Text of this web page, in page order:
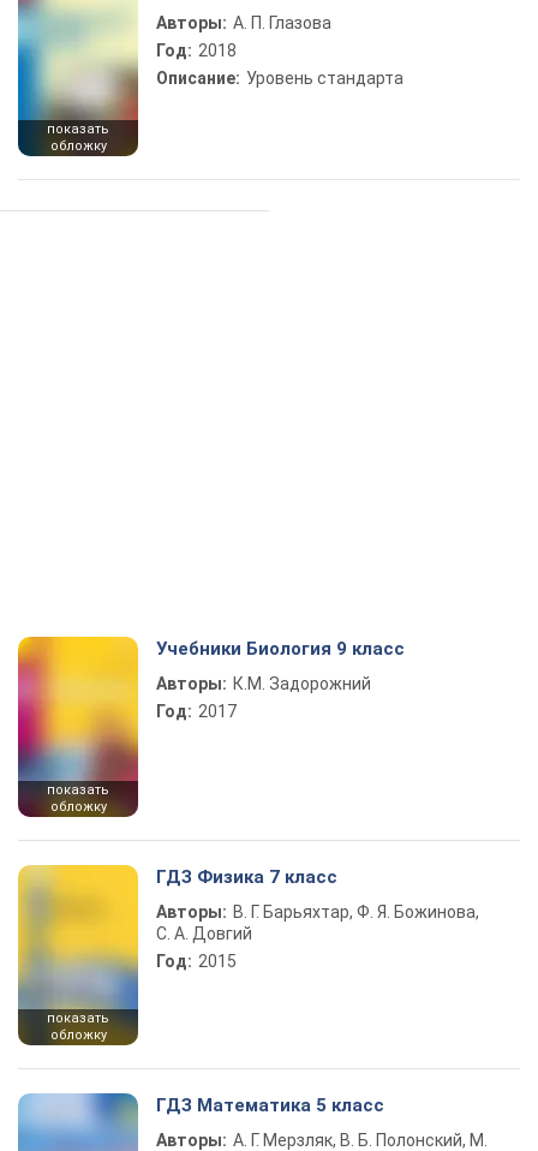
показать
обложку
Авторы: А. П. Глазова
Год: 2018
Описание: Уровень стандарта
показать
обложку
Учебники Биология 9 класс
Авторы: К.М. Задорожний
Год: 2017
показать
обложку
ГДЗ Физика 7 класс
Авторы: В. Г. Барьяхтар, Ф. Я. Божинова,
С. А. Довгий
Год: 2015
ГДЗ Математика 5 класс
Авторы: А. Г. Мерзляк, В. Б. Полонский, М.